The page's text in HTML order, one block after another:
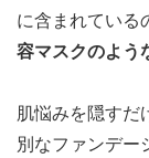
に含まれている
容マスクのよう
肌悩みを隠すだ
別なファンデー